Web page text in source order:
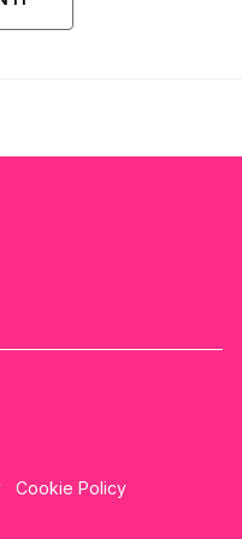
Cookie Policy